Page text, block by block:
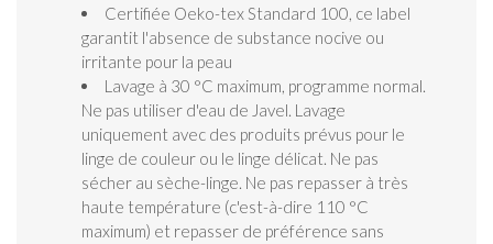
Certifiée Oeko-tex Standard 100, ce label
garantit l'absence de substance nocive ou
irritante pour la peau
Lavage à 30 °C maximum, programme normal.
Ne pas utiliser d'eau de Javel. Lavage
uniquement avec des produits prévus pour le
linge de couleur ou le linge délicat. Ne pas
sécher au sèche-linge. Ne pas repasser à très
haute température (c'est-à-dire 110 °C
maximum) et repasser de préférence sans